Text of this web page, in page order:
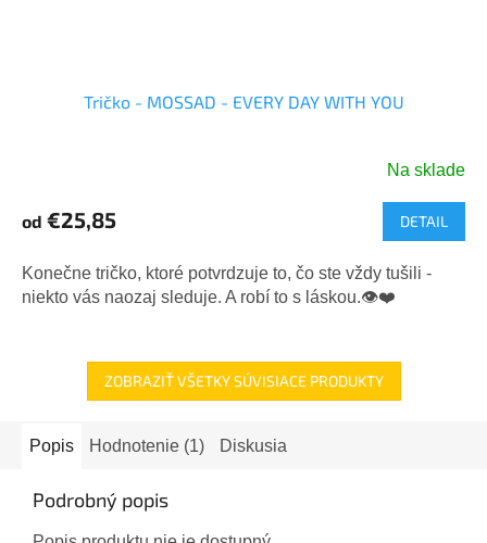
Tričko - MOSSAD - EVERY DAY WITH YOU
produktu
5,0
z
Na sklade
od €25,85 DETAIL
Konečne tričko, ktoré potvrdzuje to, čo ste vždy tušili -
niekto vás naozaj sleduje. A robí to s láskou.👁️❤️
ZOBRAZIŤ VŠETKY SÚVISIACE PRODUKTY
Popis Hodnotenie (1) Diskusia
Podrobný popis